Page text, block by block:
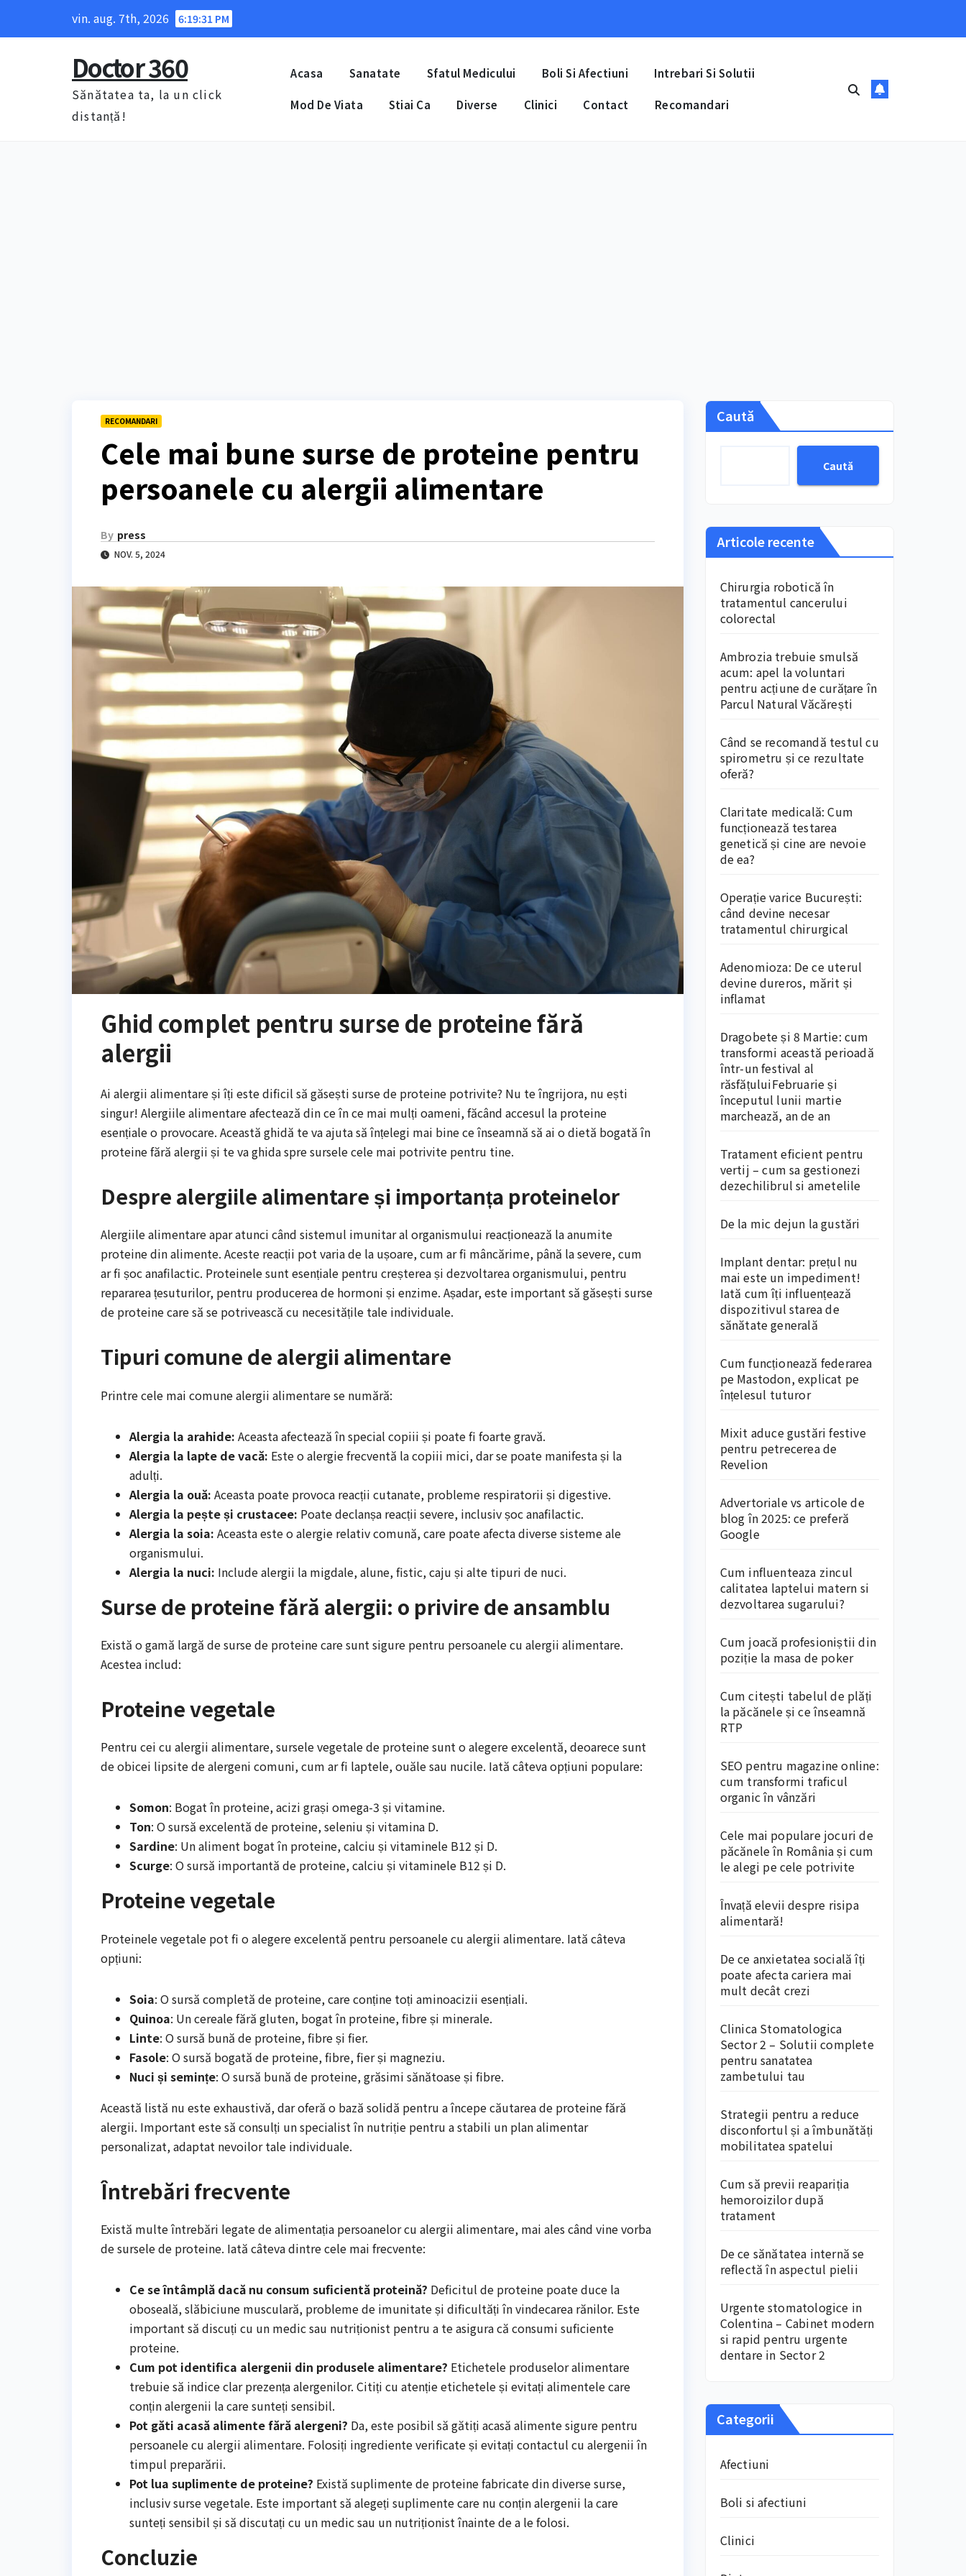
vin. aug. 7th, 2026 6:19:32 PM
Doctor 360
Sănătatea ta, la un click
distanță!
Acasa Sanatate Sfatul Medicului Boli Si Afectiuni Intrebari Si Solutii
Mod De Viata Stiai Ca Diverse Clinici Contact Recomandari
RECOMANDARI
Cele mai bune surse de proteine pentru
persoanele cu alergii alimentare
By press
NOV. 5, 2024
Ghid complet pentru surse de proteine fără
alergii
Ai alergii alimentare și îți este dificil să găsești surse de proteine potrivite? Nu te îngrijora, nu ești
singur! Alergiile alimentare afectează din ce în ce mai mulți oameni, făcând accesul la proteine
esențiale o provocare. Această ghidă te va ajuta să înțelegi mai bine ce înseamnă să ai o dietă bogată în
proteine fără alergii și te va ghida spre sursele cele mai potrivite pentru tine.
Despre alergiile alimentare și importanța proteinelor
Alergiile alimentare apar atunci când sistemul imunitar al organismului reacționează la anumite
proteine din alimente. Aceste reacții pot varia de la ușoare, cum ar fi mâncărime, până la severe, cum
ar fi șoc anafilactic. Proteinele sunt esențiale pentru creșterea și dezvoltarea organismului, pentru
repararea țesuturilor, pentru producerea de hormoni și enzime. Așadar, este important să găsești surse
de proteine care să se potrivească cu necesitățile tale individuale.
Tipuri comune de alergii alimentare
Printre cele mai comune alergii alimentare se numără:
Alergia la arahide: Aceasta afectează în special copiii și poate fi foarte gravă.
Alergia la lapte de vacă: Este o alergie frecventă la copiii mici, dar se poate manifesta și la
adulți.
Alergia la ouă: Aceasta poate provoca reacții cutanate, probleme respiratorii și digestive.
Alergia la pește și crustacee: Poate declanșa reacții severe, inclusiv șoc anafilactic.
Alergia la soia: Aceasta este o alergie relativ comună, care poate afecta diverse sisteme ale
organismului.
Alergia la nuci: Include alergii la migdale, alune, fistic, caju și alte tipuri de nuci.
Surse de proteine fără alergii: o privire de ansamblu
Există o gamă largă de surse de proteine care sunt sigure pentru persoanele cu alergii alimentare.
Acestea includ:
Proteine vegetale
Pentru cei cu alergii alimentare, sursele vegetale de proteine sunt o alegere excelentă, deoarece sunt
de obicei lipsite de alergeni comuni, cum ar fi laptele, ouăle sau nucile. Iată câteva opțiuni populare:
Somon: Bogat în proteine, acizi grași omega-3 și vitamine.
Ton: O sursă excelentă de proteine, seleniu și vitamina D.
Sardine: Un aliment bogat în proteine, calciu și vitaminele B12 și D.
Scurge: O sursă importantă de proteine, calciu și vitaminele B12 și D.
Proteine vegetale
Proteinele vegetale pot fi o alegere excelentă pentru persoanele cu alergii alimentare. Iată câteva
opțiuni:
Soia: O sursă completă de proteine, care conține toți aminoacizii esențiali.
Quinoa: Un cereale fără gluten, bogat în proteine, fibre și minerale.
Linte: O sursă bună de proteine, fibre și fier.
Fasole: O sursă bogată de proteine, fibre, fier și magneziu.
Nuci și semințe: O sursă bună de proteine, grăsimi sănătoase și fibre.
Această listă nu este exhaustivă, dar oferă o bază solidă pentru a începe căutarea de proteine fără
alergii. Important este să consulți un specialist în nutriție pentru a stabili un plan alimentar
personalizat, adaptat nevoilor tale individuale.
Întrebări frecvente
Există multe întrebări legate de alimentația persoanelor cu alergii alimentare, mai ales când vine vorba
de sursele de proteine. Iată câteva dintre cele mai frecvente:
Ce se întâmplă dacă nu consum suficientă proteină? Deficitul de proteine poate duce la
oboseală, slăbiciune musculară, probleme de imunitate și dificultăți în vindecarea rănilor. Este
important să discuți cu un medic sau nutriționist pentru a te asigura că consumi suficiente
proteine.
Cum pot identifica alergenii din produsele alimentare? Etichetele produselor alimentare
trebuie să indice clar prezența alergenilor. Citiți cu atenție etichetele și evitați alimentele care
conțin alergenii la care sunteți sensibil.
Pot găti acasă alimente fără alergeni? Da, este posibil să gătiți acasă alimente sigure pentru
persoanele cu alergii alimentare. Folosiți ingrediente verificate și evitați contactul cu alergenii în
timpul preparării.
Pot lua suplimente de proteine? Există suplimente de proteine fabricate din diverse surse,
inclusiv surse vegetale. Este important să alegeți suplimente care nu conțin alergenii la care
sunteți sensibil și să discutați cu un medic sau un nutriționist înainte de a le folosi.
Concluzie
Caută
Caută
Articole recente
Chirurgia robotică în
tratamentul cancerului
colorectal
Ambrozia trebuie smulsă
acum: apel la voluntari
pentru acțiune de curățare în
Parcul Natural Văcărești
Când se recomandă testul cu
spirometru și ce rezultate
oferă?
Claritate medicală: Cum
funcționează testarea
genetică și cine are nevoie
de ea?
Operație varice București:
când devine necesar
tratamentul chirurgical
Adenomioza: De ce uterul
devine dureros, mărit și
inflamat
Dragobete și 8 Martie: cum
transformi această perioadă
într-un festival al
răsfățuluiFebruarie și
începutul lunii martie
marchează, an de an
Tratament eficient pentru
vertij – cum sa gestionezi
dezechilibrul si ametelile
De la mic dejun la gustări
Implant dentar: prețul nu
mai este un impediment!
Iată cum îți influențează
dispozitivul starea de
sănătate generală
Cum funcționează federarea
pe Mastodon, explicat pe
înțelesul tuturor
Mixit aduce gustări festive
pentru petrecerea de
Revelion
Advertoriale vs articole de
blog în 2025: ce preferă
Google
Cum influenteaza zincul
calitatea laptelui matern si
dezvoltarea sugarului?
Cum joacă profesioniștii din
poziție la masa de poker
Cum citești tabelul de plăți
la păcănele și ce înseamnă
RTP
SEO pentru magazine online:
cum transformi traficul
organic în vânzări
Cele mai populare jocuri de
păcănele în România și cum
le alegi pe cele potrivite
Învață elevii despre risipa
alimentară!
De ce anxietatea socială îți
poate afecta cariera mai
mult decât crezi
Clinica Stomatologica
Sector 2 – Solutii complete
pentru sanatatea
zambetului tau
Strategii pentru a reduce
disconfortul și a îmbunătăți
mobilitatea spatelui
Cum să previi reapariția
hemoroizilor după
tratament
De ce sănătatea internă se
reflectă în aspectul pielii
Urgente stomatologice in
Colentina – Cabinet modern
si rapid pentru urgente
dentare in Sector 2
Categorii
Afectiuni
Boli si afectiuni
Clinici